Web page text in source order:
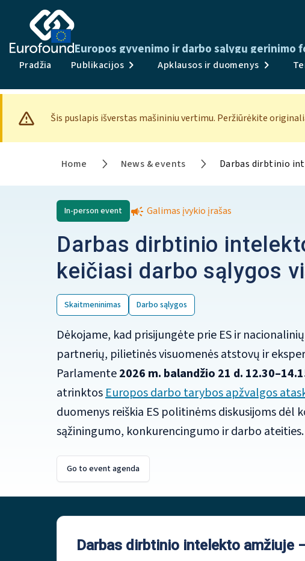
Europos gyvenimo ir darbo sąlygų gerinimo
Pradžia
Publikacijos Apklausos ir duomenys
Šis puslapis išverstas mašininiu vertimu. Peržiūrėkite
Home News & events Darbas dirbtinio
In-personevent Galimas įvykio įrašas
Darbas dirbtinio
keičiasi darbo sąlygos
Skaitmeninimas Darbo sąlygos
Dėkojame, kad prisijungėte prie ES ir
partnerių, pilietinės visuomenės atstovų ir
Parlamente2026 m. balandžio 21 d.
atrinktosEuropos darbo tarybos apžvalgos
duomenys reiškia ES politinėms diskusijoms dėl
sąžiningumo, konkurencingumo ir darbo ateities.
Go to event agenda
Darbas dirbtinio intelekto amžiuje